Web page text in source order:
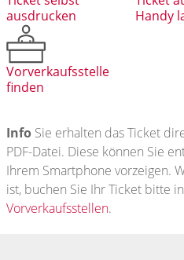
ausdrucken
Handy
Vorverkaufsstelle
finden
Info Sie erhalten das Ticket
PDF-Datei. Diese können Sie
Ihrem Smartphone vorzeigen.
ist, buchen Sie Ihr Ticket bitte
Vorverkaufsstellen.